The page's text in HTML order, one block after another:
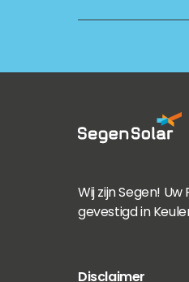
Wij zijn Segen!
gevestigd in
Disclaimer